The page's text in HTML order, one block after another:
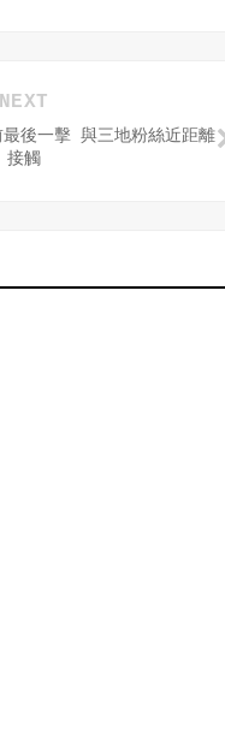
NEXT
最後一擊 與三地粉絲近距離
接觸